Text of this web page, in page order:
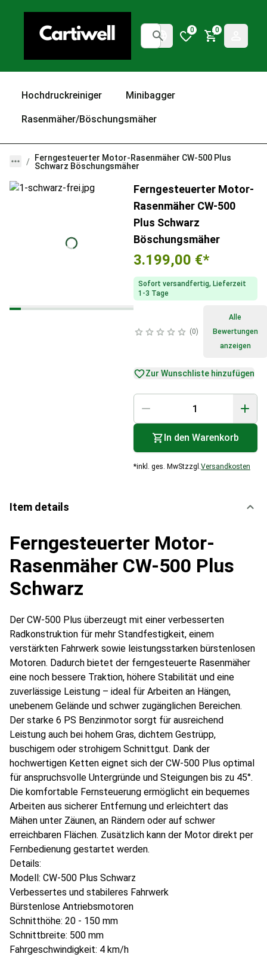
0 0
Hochdruckreiniger Minibagger
Rasenmäher/Böschungsmäher
Ferngesteuerter Motor-Rasenmäher CW-500 Plus
Schwarz Böschungsmäher
Ferngesteuerter Motor-
Rasenmäher CW-500
Plus Schwarz
Böschungsmäher
3.199,00 €*
Sofort versandfertig, Lieferzeit
1-3 Tage
0
Alle
Bewertungen
anzeigen
Zur Wunschliste hinzufügen
In den Warenkorb
*inkl. ges. MwStzzgl.Versandkosten
Item details
Ferngesteuerter Motor-
Rasenmäher CW-500 Plus
Schwarz
Der CW-500 Plus überzeugt mit einer verbesserten
Radkonstruktion für mehr Standfestigkeit, einem
verstärkten Fahrwerk sowie leistungsstarken bürstenlosen
Motoren. Dadurch bietet der ferngesteuerte Rasenmäher
eine noch bessere Traktion, höhere Stabilität und eine
zuverlässige Leistung – ideal für Arbeiten an Hängen,
unebenem Gelände und schwer zugänglichen Bereichen.
Der starke 6 PS Benzinmotor sorgt für ausreichend
Leistung auch bei hohem Gras, dichtem Gestrüpp,
buschigem oder strohigem Schnittgut. Dank der
hochwertigen Ketten eignet sich der CW-500 Plus optimal
für anspruchsvolle Untergründe und Steigungen bis zu 45°.
Die komfortable Fernsteuerung ermöglicht ein bequemes
Arbeiten aus sicherer Entfernung und erleichtert das
Mähen unter Zäunen, an Rändern oder auf schwer
erreichbaren Flächen. Zusätzlich kann der Motor direkt per
Fernbedienung gestartet werden.
Details:
Modell: CW-500 Plus Schwarz
Verbessertes und stabileres Fahrwerk
Bürstenlose Antriebsmotoren
Schnitthöhe: 20 - 150 mm
Schnittbreite: 500 mm
Fahrgeschwindigkeit: 4 km/h